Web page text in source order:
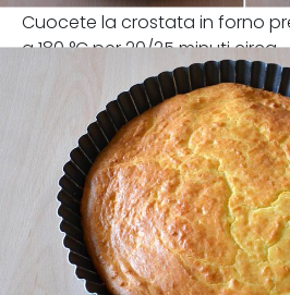
Cuocete la crostata in forno
a 180 °C per 20/25 minuti circa.